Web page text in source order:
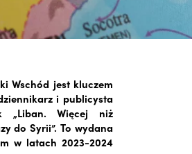
Wschód jest kluczem
i publicysta
„Liban. Więcej niż
do Syrii”. To wydana
w latach 2023-2024